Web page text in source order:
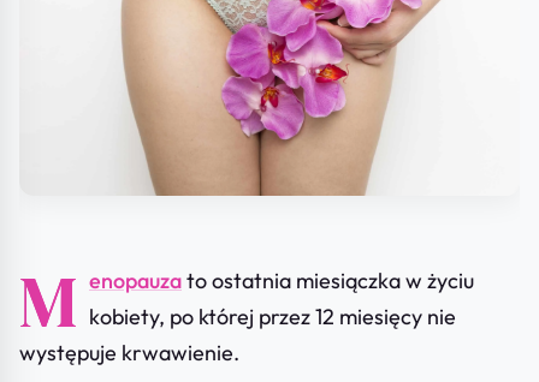
M enopauzato ostatnia miesiączka w życiu
kobiety, po której przez 12 miesięcy nie
występuje krwawienie.